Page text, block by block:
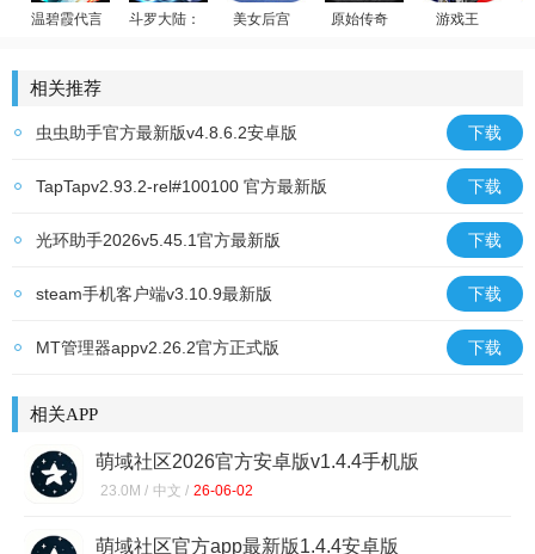
温碧霞代言
斗罗大陆：武魂觉醒美女后宫
原始传奇
游戏王
相关推荐
虫虫助手官方最新版v4.8.6.2安卓版 下载
TapTapv2.93.2-rel#100100 官方最新版 下载
光环助手2026v5.45.1官方最新版 下载
steam手机客户端v3.10.9最新版 下载
MT管理器appv2.26.2官方正式版 下载
相关APP
萌域社区2026官方安卓版v1.4.4手机版
23.0M / 中文 / 26-06-02
萌域社区官方app最新版1.4.4安卓版